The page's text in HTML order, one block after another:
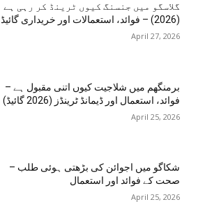
گلاسگو میں جنسنگ کیوں ٹرینڈ کر رہی ہے
(2026) – فوائد، استعمالات اور خریداری گائیڈ
April 27, 2026
برمنگھم میں شلاجیت کیوں اتنی مقبول ہے –
فوائد، استعمال اور ڈیمانڈ ٹرینڈز (2026 گائیڈ)
April 25, 2026
شکاگو میں اجوائن کی بڑھتی ہوئی طلب –
صحت کے فوائد اور استعمال
April 25, 2026